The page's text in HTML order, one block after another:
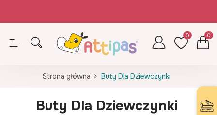
0 0
Strona główna Buty Dla Dziewczynki
Buty Dla Dziewczynki